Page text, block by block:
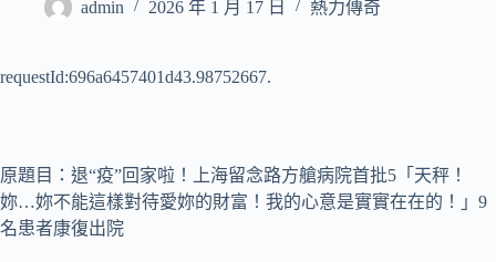
admin 2026 年 1 月 17 日 熱力傳奇
requestId:696a6457401d43.98752667.
原題目：退“疫”回家啦！上海留念路方艙病院首批5「天秤！
妳…妳不能這樣對待愛妳的財富！我的心意是實實在在的！」9
名患者康復出院